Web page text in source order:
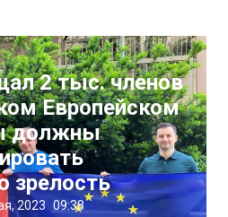
2 тыс. членов
Европейском
должны
зрелость
2023 09:38